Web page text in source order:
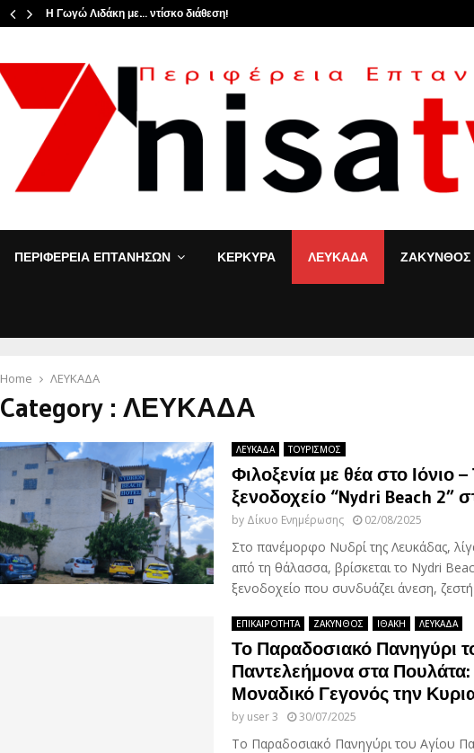
Η Γωγώ Λιδάκη με… ντίσκο διάθεση!
ΠΕΡΙΦΕΡΕΙΑ ΕΠΤΑΝΗΣΩΝ ΚΕΡΚΥΡΑ ΛΕΥΚΑΔΑ ΖΑΚΥΝΘΟΣ
Home ΛΕΥΚΑΔΑ
Category : ΛΕΥΚΑΔΑ
ΛΕΥΚΑΔΑ ΤΟΥΡΙΣΜΟΣ
Φιλοξενία με θέα στο Ιόνιο –
ξενοδοχείο “Nydri Beach 2”
by Δίκυο Ενημέρωσης 02/08/2025
Στο πανέμορφο Νυδρί της Λευκάδας,
από τη θάλασσα, βρίσκεται το Nydri
ξενοδοχείο που συνδυάζει άνεση, ζεστή
ΕΠΙΚΑΙΡΟΤΗΤΑ ΖΑΚΥΝΘΟΣ ΙΘΑΚΗ ΛΕΥΚΑΔΑ
Το Παραδοσιακό Πανηγύρι
Παντελεήμονα στα
Μοναδικό Γεγονός την
by user 3 30/07/2025
Το Παραδοσιακό Πανηγύρι του Αγίου